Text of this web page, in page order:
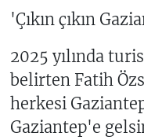
'Çıkın çıkın
2025 yılında
belirten Fatih
herkesi
Gaziantep'e